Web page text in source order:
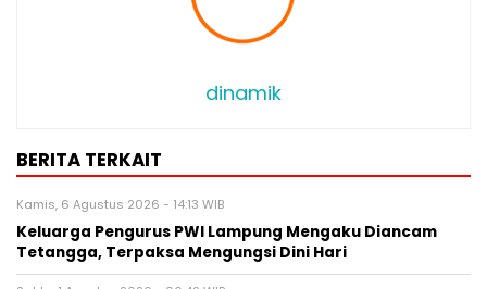
dinamik
BERITA TERKAIT
Kamis, 6 Agustus 2026 - 14:13 WIB
Keluarga Pengurus PWI Lampung Mengaku Diancam
Tetangga, Terpaksa Mengungsi Dini Hari